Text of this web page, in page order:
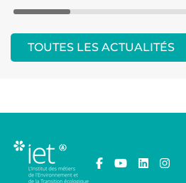
TOUTES LES ACTUALITÉS